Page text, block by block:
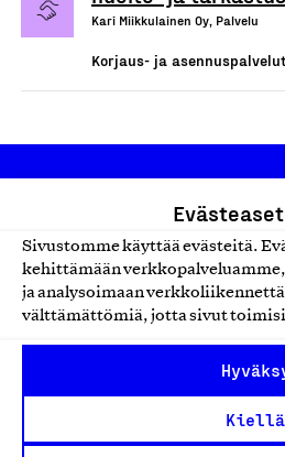
Sivustomme käyttää evästeitä.
kehittämään
ja analysoimaan
välttämättömiä, jotta sivut
Kiellä
Kari Miikkulainen Oy, Palvelu
Korjaus- ja asennuspalvelut
Olemme jäsentemme omistama
Jäseninämme on koko
pienistä pajoista ja yhteisöistä
suuryrityksiin. Meidät on